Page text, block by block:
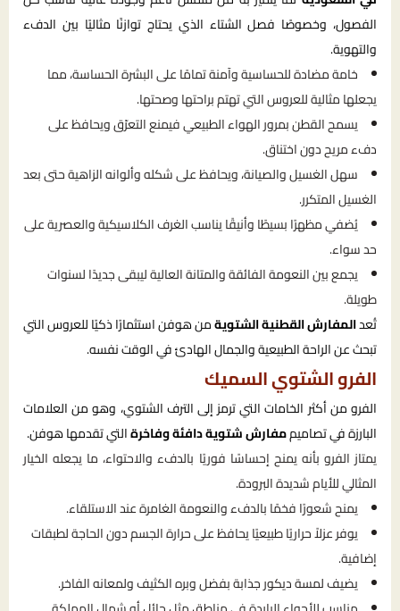
الفصول، وخصوصًا فصل الشتاء الذي يحتاج توازنًا مثاليًا بين الدفء
والتهوية.
خامة مضادة للحساسية وآمنة تمامًا على البشرة الحساسة، مما
يجعلها مثالية للعروس التي تهتم براحتها وصحتها.
يسمح القطن بمرور الهواء الطبيعي فيمنع التعرّق ويحافظ على
دفء مريح دون اختناق.
سهل الغسيل والصيانة، ويحافظ على شكله وألوانه الزاهية حتى بعد
الغسيل المتكرر.
يُضفي مظهرًا بسيطًا وأنيقًا يناسب الغرف الكلاسيكية والعصرية على
حد سواء.
يجمع بين النعومة الفائقة والمتانة العالية ليبقى جديدًا لسنوات
طويلة.
تُعدالمفارش القطنية الشتويةمن هوفن استثمارًا ذكيًا للعروس التي
تبحث عن الراحة الطبيعية والجمال الهادئ في الوقت نفسه.
الفرو الشتوي السميك
الفرو من أكثر الخامات التي ترمز إلى الترف الشتوي، وهو من العلامات
البارزة في تصاميممفارش شتوية دافئة وفاخرةالتي تقدمها هوفن.
يمتاز الفرو بأنه يمنح إحساسًا فوريًا بالدفء والاحتواء، ما يجعله الخيار
المثالي للأيام شديدة البرودة.
يمنح شعورًا فخمًا بالدفء والنعومة الغامرة عند الاستلقاء.
يوفر عزلاً حراريًا طبيعيًا يحافظ على حرارة الجسم دون الحاجة لطبقات
إضافية.
يضيف لمسة ديكور جذابة بفضل وبره الكثيف ولمعانه الفاخر.